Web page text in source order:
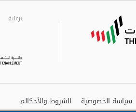
برعاية
سياسة الخصوصية الشروط والأحكالم